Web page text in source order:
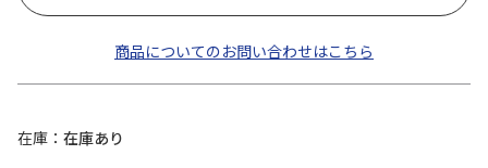
商品についてのお問い合わせはこちら
在庫
在庫あり